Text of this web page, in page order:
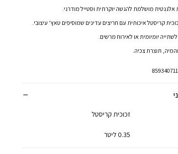
אלגנטית מושלמת להגשה יוקרתית וסטייל מודרני.
קריסטל איכותית עם חריצים עדינים שמוסיפים טאץ’ עיצובי.
יומיומית או לאירוח מרשים.
תוצרת צכיה.
זכוכית קריסטל
0.35 ליטר